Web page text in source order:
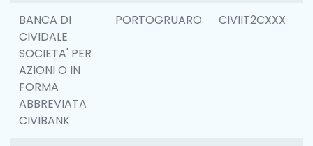
BANCA DI
CIVIDALE
SOCIETA' PER
AZIONI O IN
FORMA
ABBREVIATA
CIVIBANK
PORTOGRUARO CIVIIT2CXXX